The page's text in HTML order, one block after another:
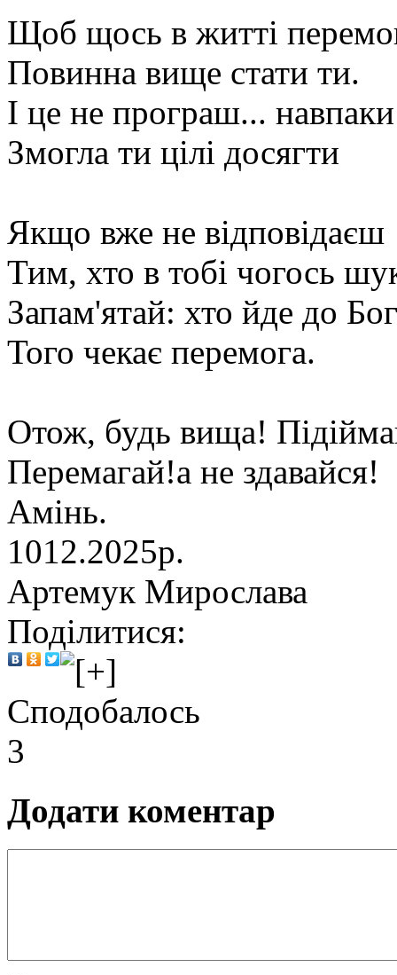
Щоб щось в житті
Повинна вище стати ти.
І це не програш... навпаки
Змогла ти цілі досягти
Якщо вже не відповідаєш
Тим, хто в тобі чогось
Запам'ятай: хто йде до
Того чекає перемога.
Отож, будь вища!
Перемагай!а не здавайся!
Амінь.
1012.2025р.
Артемук Мирослава
Поділитися:
Сподобалось
3
Додати коментар